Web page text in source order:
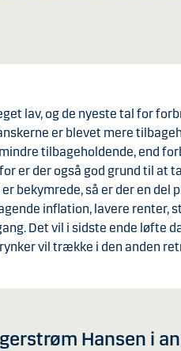
lav, og de nyeste tal for
er blevet mere
tilbageholdende, end
er der også god grund til at
bekymrede, så er der en del
inflation, lavere renter,
Det vil i sidste ende løfte
vil trække i den anden
Hansen i